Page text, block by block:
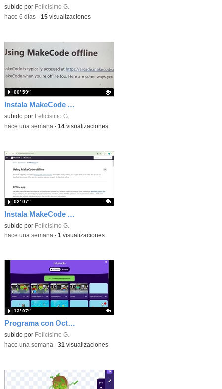
Contenido educativo.
subido por Felicisimo G.
-hace 6 dias- 15visualizaciones
Instala MakeCode Arcade para trabajar offline en tu tablet, ordenador, Chromebook
Contenido educativo.
subido por Felicisimo G.
00′ 59″
-hace una semana - 14visualizaciones
Instala MakeCode Arcade offline para programar grandes juegos sin necesidad de Internet
Contenido educativo.
subido por Felicisimo G.
02′ 07″
-hace una semana - 1 visualizaciones
Programa con OctoStudio, un juego de disparos contra Zombies con un cargador basado en el House of the dead
Contenido educativo.
subido por Felicisimo G.
13′ 07″
-hace una semana - 31 visualizaciones